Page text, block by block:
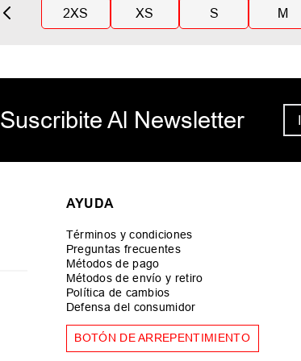
2XS XS S M
Suscribite Al Newsletter
AYUDA
Términos y condiciones
Preguntas frecuentes
Métodos de pago
Métodos de envío y retiro
Política de cambios
Defensa del consumidor
BOTÓN DE ARREPENTIMIENTO